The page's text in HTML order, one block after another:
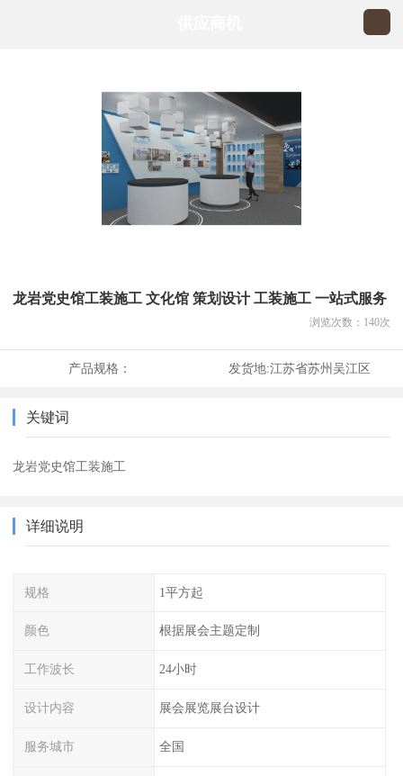
龙岩党史馆工装施工 文化馆 策划设计 工装施工 一站式服务
浏览次数： 140次
产品规格： 发货地:江苏省苏州吴江区
关键词
龙岩党史馆工装施工
详细说明
规格 1平方起
颜色 根据展会主题定制
工作波长 24小时
设计内容 展会展览展台设计
服务城市 全国